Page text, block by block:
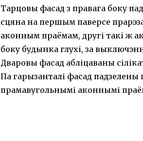
Тарцовы фасад з правага боку
сцяна на першым паверсе
аконным праёмам, другі такі ж
боку будынка глухі, за
Дваровы фасад абліцаваны
Па гарызанталі фасад
прамавугольнымі аконнымі